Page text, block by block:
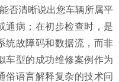
否清晰说出您车辆所属平
通病；在初步检查时，是
统故障码和数据流，而非
车型的成功维修案例作为
俗语言解释复杂的技术问